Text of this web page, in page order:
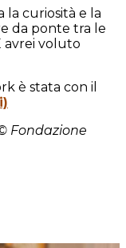
la curiosità e la
da ponte tra le
avrei voluto
è stata con il
Fondazione